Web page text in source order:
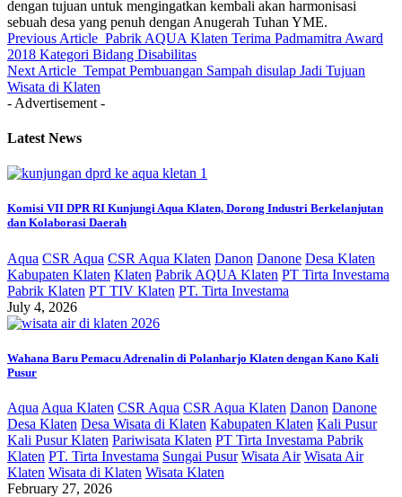
dengan tujuan untuk mengingatkan kembali akan harmonisasi
sebuah desa yang penuh dengan Anugerah Tuhan YME.
Previous Article Pabrik AQUA Klaten Terima Padmamitra Award
2018 Kategori Bidang Disabilitas
Next Article Tempat Pembuangan Sampah disulap Jadi Tujuan
Wisata di Klaten
- Advertisement -
Latest News
Komisi VII DPR RI Kunjungi Aqua Klaten, Dorong Industri Berkelanjutan
dan Kolaborasi Daerah
Aqua CSR Aqua CSR Aqua Klaten Danon Danone Desa Klaten
Kabupaten Klaten Klaten Pabrik AQUA Klaten PT Tirta Investama
Pabrik Klaten PT TIV Klaten PT. Tirta Investama
July 4, 2026
Wahana Baru Pemacu Adrenalin di Polanharjo Klaten dengan Kano Kali
Pusur
Aqua Aqua Klaten CSR Aqua CSR Aqua Klaten Danon Danone
Desa Klaten Desa Wisata di Klaten Kabupaten Klaten Kali Pusur
Kali Pusur Klaten Pariwisata Klaten PT Tirta Investama Pabrik
Klaten PT. Tirta Investama Sungai Pusur Wisata Air Wisata Air
Klaten Wisata di Klaten Wisata Klaten
February 27, 2026